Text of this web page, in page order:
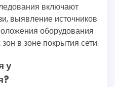
включают
выявление источников
оборудования
в зоне покрытия сети.
у